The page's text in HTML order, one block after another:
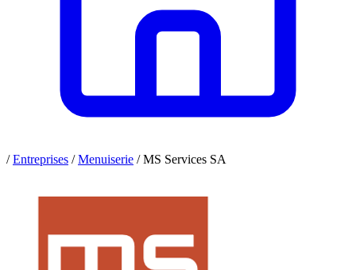
/ Entreprises / Menuiserie /MS Services SA